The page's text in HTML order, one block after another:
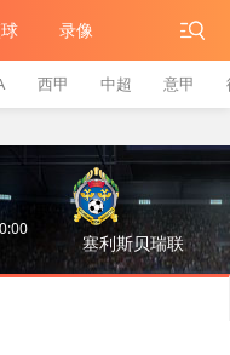
录像
西甲 中超 意甲
塞利斯贝瑞联